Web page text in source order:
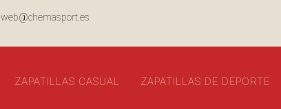
web@chemasport.es
ZAPATILLAS CASUAL ZAPATILLAS DE DEPORTE